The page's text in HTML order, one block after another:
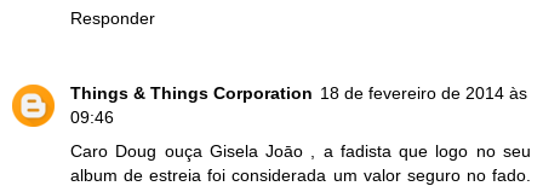
Responder
Things & Things Corporation 18 de fevereiro de 2014 às
09:46
Caro Doug ouça Gisela Joāo , a fadista que logo no seu
album de estreia foi considerada um valor seguro no fado.